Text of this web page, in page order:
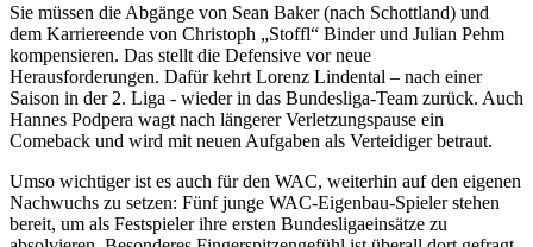
Sie müssen die Abgänge von Sean Baker (nach Schottland) und
dem Karriereende von Christoph „Stoffl“ Binder und Julian Pehm
kompensieren. Das stellt die Defensive vor neue
Herausforderungen. Dafür kehrt Lorenz Lindental – nach einer
Saison in der 2. Liga - wieder in das Bundesliga-Team zurück. Auch
Hannes Podpera wagt nach längerer Verletzungspause ein
Comeback und wird mit neuen Aufgaben als Verteidiger betraut.
Umso wichtiger ist es auch für den WAC, weiterhin auf den eigenen
Nachwuchs zu setzen: Fünf junge WAC-Eigenbau-Spieler stehen
bereit, um als Festspieler ihre ersten Bundesligaeinsätze zu